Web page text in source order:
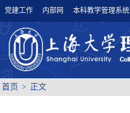
党建工作 内部网 本科教学管理系统
首页 > 正文